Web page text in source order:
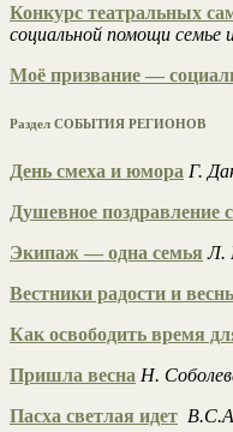
Конкурс театральных
социальной помощи семье
Моё призвание —
Раздел СОБЫТИЯ РЕГИОНОВ
День смеха и юмора Г.
Душевное поздравление
Экипаж — одна семья Л.
Вестники радости и
Как освободить время
Пришла весна Н.
Пасха светлая идет